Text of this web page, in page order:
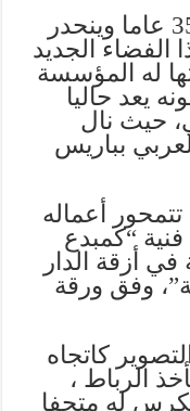
ويعرض الفنان اسماعيلي (35 عاما وينحدر
الفضاء الجديد
له المؤسسة
يعد حاليا
حيث نال
بباريس
أعماله
“كمبدع
أزقة الدار
وفق ورقة
كاتجاه
الرباط ،
له متحفا